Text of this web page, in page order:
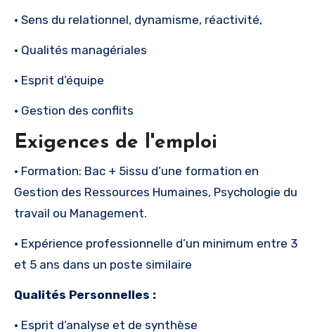
• Sens du relationnel, dynamisme, réactivité,
• Qualités managériales
• Esprit d’équipe
• Gestion des conflits
Exigences de l'emploi
• Formation: Bac + 5issu d’une formation en
Gestion des Ressources Humaines, Psychologie du
travail ou Management.
• Expérience professionnelle d’un minimum entre 3
et 5 ans dans un poste similaire
Qualités Personnelles :
• Esprit d’analyse et de synthèse